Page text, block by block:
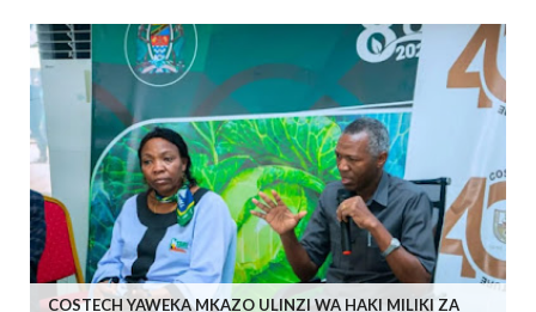
COSTECH YAWEKA MKAZO ULINZI WA HAKI MILIKI ZA